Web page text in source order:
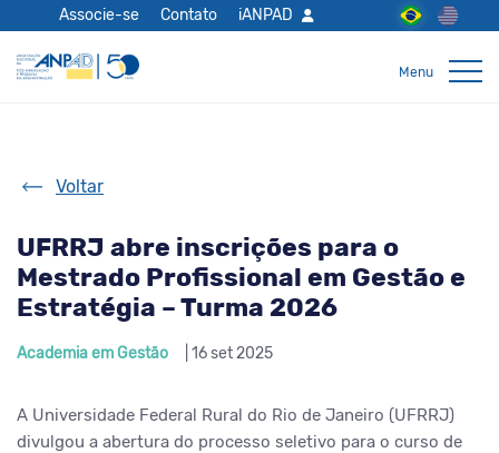
Associe-se Contato iANPAD
Voltar
UFRRJ abre inscrições para o
Mestrado Profissional em Gestão e
Estratégia – Turma 2026
Academia em Gestão | 16 set 2025
A Universidade Federal Rural do Rio de Janeiro (UFRRJ)
divulgou a abertura do processo seletivo para o curso de